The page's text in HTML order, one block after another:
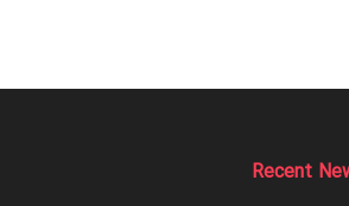
Recent